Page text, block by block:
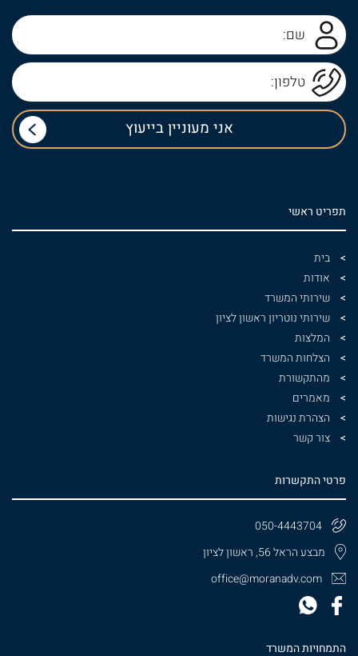
תפריט ראשי
בית
אודות
שירותי המשרד
שירותי נוטריון ראשון לציון
המלצות
הצלחות המשרד
מהתקשורת
מאמרים
הצהרת נגישות
צור קשר
התמחויות המשרד
פרטי התקשרות
050-4443704
מבצע הראל 56, ראשון לציון
office@moranadv.com